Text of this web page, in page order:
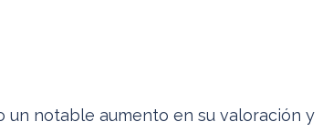
un notable aumento en su valoración y